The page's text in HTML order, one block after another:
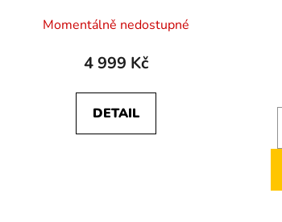
Momentálně nedostupné
4 999 Kč
DETAIL